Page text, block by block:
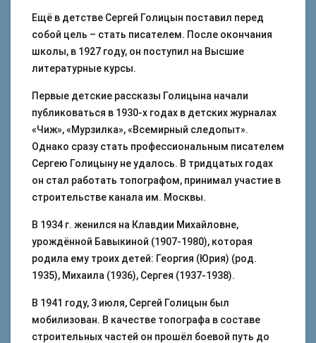
Ещё в детстве Сергей Голицын поставил перед
собой цель – стать писателем. После окончания
школы, в 1927 году, он поступил на Высшие
литературные курсы.
Первые детские рассказы Голицына начали
публиковаться в 1930-х годах в детских журналах
«Чиж», «Мурзилка», «Всемирный следопыт».
Однако сразу стать профессиональным писателем
Сергею Голицыну не удалось. В тридцатых годах
он стал работать топографом, принимал участие в
строительстве канала им. Москвы.
В 1934 г. женился на Клавдии Михайловне,
урождённой Бавыкиной (1907-1980), которая
родила ему троих детей: Георгия (Юрия) (род.
1935), Михаила (1936), Сергея (1937-1938).
В 1941 году, 3 июля, Сергей Голицын был
мобилизован. В качестве топографа в составе
строительных частей он прошёл боевой путь до